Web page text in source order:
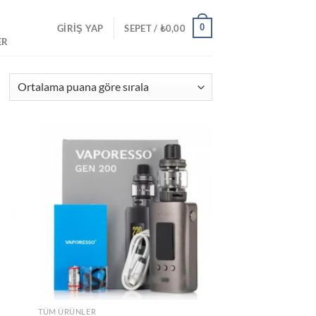
GIRIŞ YAP SEPET / ₺0,00 0
çok
Add to
wishlist
TÜM ÜRÜNLER